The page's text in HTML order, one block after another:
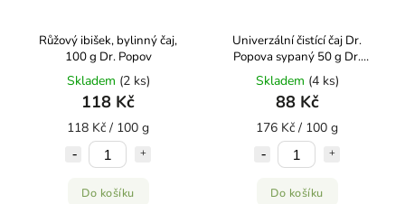
Růžový ibišek, bylinný čaj,
100 g Dr. Popov
Skladem (2 ks)
118 Kč
118 Kč / 100 g
Do košíku
Univerzální čistící čaj Dr.
Popova sypaný 50 g Dr.
Popov
Skladem (4 ks)
88 Kč
176 Kč / 100 g
Do košíku